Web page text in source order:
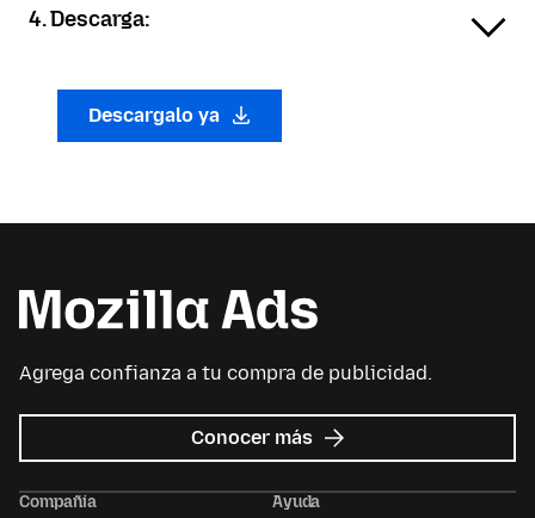
4. Descarga:
Descargalo ya
Agrega confianza a tu compra de publicidad.
Conocer más sobre
Mozilla
Compañía Ayuda